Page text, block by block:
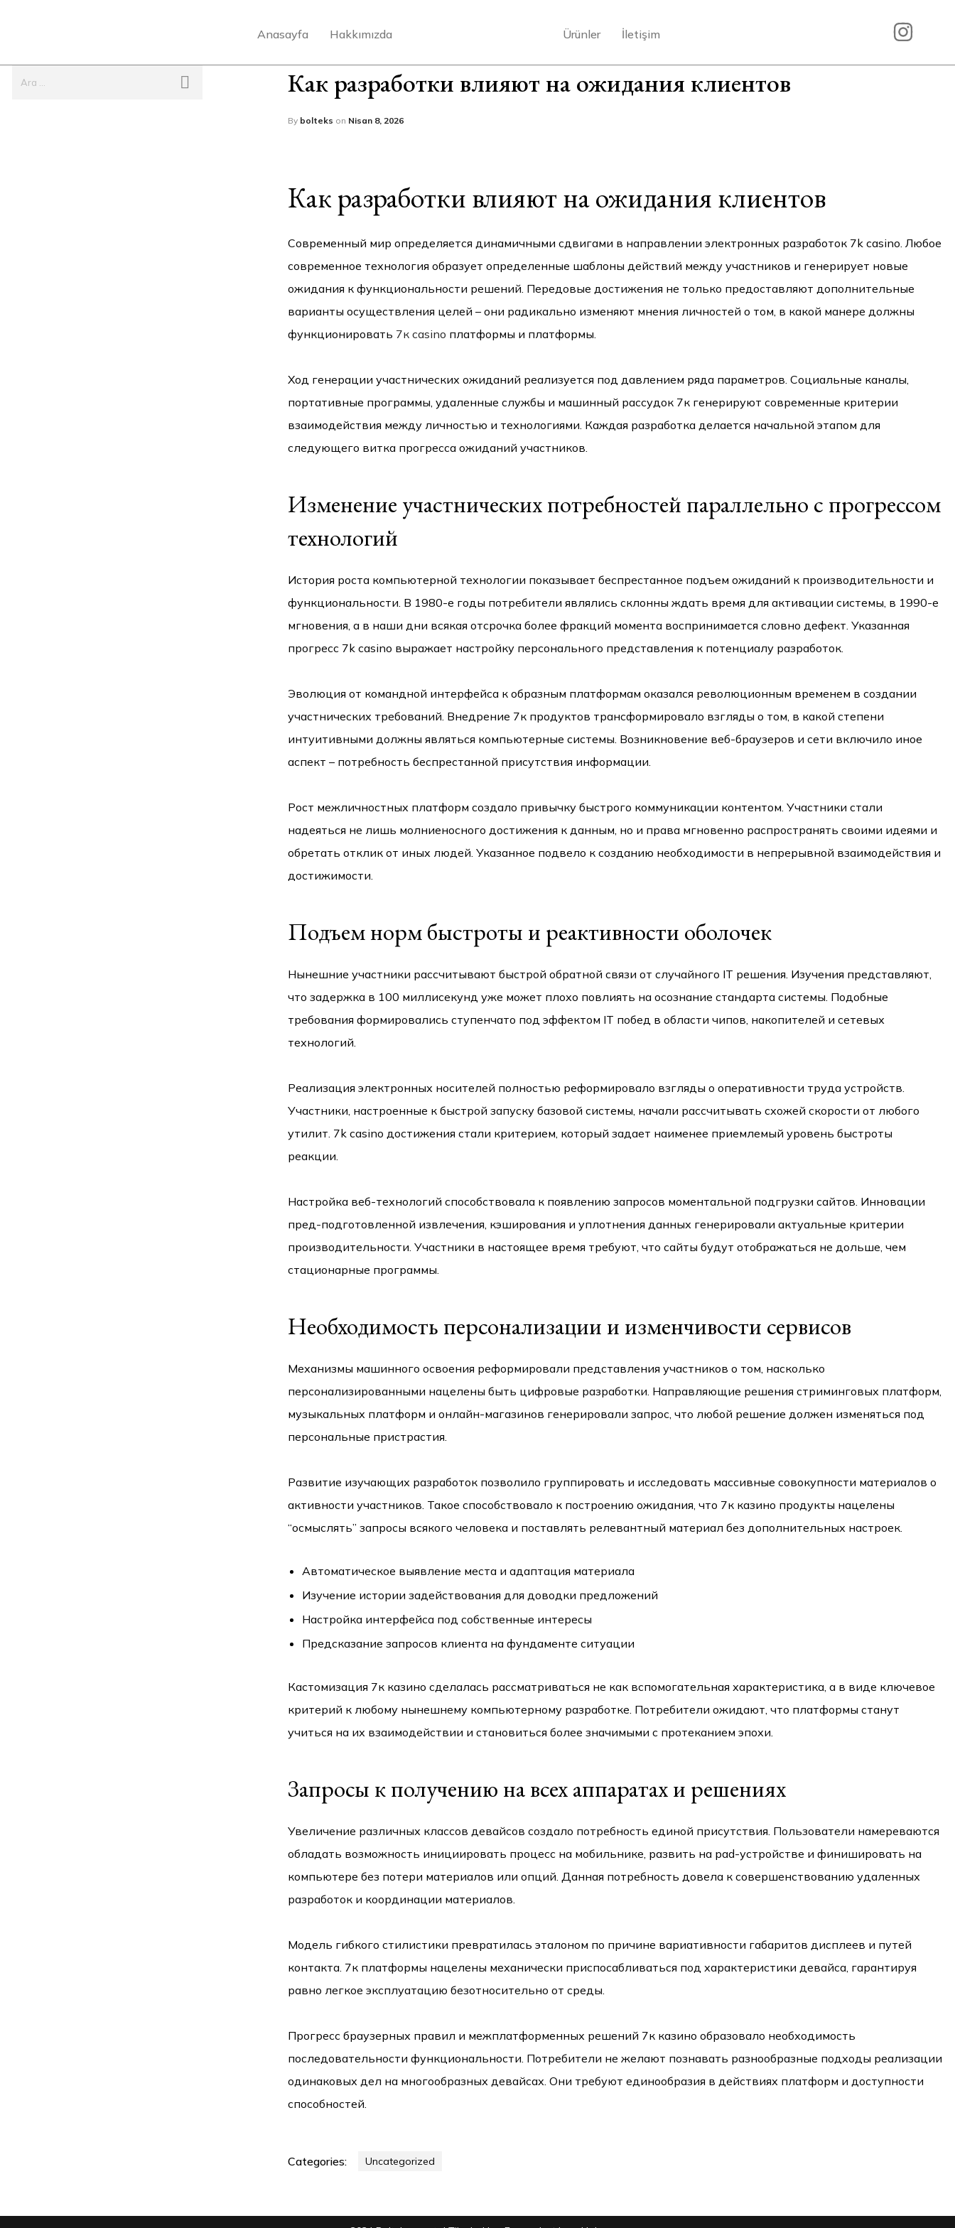
Anasayfa Hakkımızda Ürünler İletişim
Как разработки влияют на ожидания клиентов
By bolteks on Nisan 8, 2026
Как разработки влияют на ожидания клиентов
Современный мир определяется динамичными сдвигами в направлении электронных разработок 7k casino. Любое
современное технология образует определенные шаблоны действий между участников и генерирует новые
ожидания к функциональности решений. Передовые достижения не только предоставляют дополнительные
варианты осуществления целей – они радикально изменяют мнения личностей о том, в какой манере должны
функционировать 7к casino платформы и платформы.
Ход генерации участнических ожиданий реализуется под давлением ряда параметров. Социальные каналы,
портативные программы, удаленные службы и машинный рассудок 7к генерируют современные критерии
взаимодействия между личностью и технологиями. Каждая разработка делается начальной этапом для
следующего витка прогресса ожиданий участников.
Изменение участнических потребностей параллельно с прогрессом
технологий
История роста компьютерной технологии показывает беспрестанное подъем ожиданий к производительности и
функциональности. В 1980-е годы потребители являлись склонны ждать время для активации системы, в 1990-е
мгновения, а в наши дни всякая отсрочка более фракций момента воспринимается словно дефект. Указанная
прогресс 7k casino выражает настройку персонального представления к потенциалу разработок.
Эволюция от командной интерфейса к образным платформам оказался революционным временем в создании
участнических требований. Внедрение 7к продуктов трансформировало взгляды о том, в какой степени
интуитивными должны являться компьютерные системы. Возникновение веб-браузеров и сети включило иное
аспект – потребность беспрестанной присутствия информации.
Рост межличностных платформ создало привычку быстрого коммуникации контентом. Участники стали
надеяться не лишь молниеносного достижения к данным, но и права мгновенно распространять своими идеями и
обретать отклик от иных людей. Указанное подвело к созданию необходимости в непрерывной взаимодействия и
достижимости.
Подъем норм быстроты и реактивности оболочек
Нынешние участники рассчитывают быстрой обратной связи от случайного IT решения. Изучения представляют,
что задержка в 100 миллисекунд уже может плохо повлиять на осознание стандарта системы. Подобные
требования формировались ступенчато под эффектом IT побед в области чипов, накопителей и сетевых
технологий.
Реализация электронных носителей полностью реформировало взгляды о оперативности труда устройств.
Участники, настроенные к быстрой запуску базовой системы, начали рассчитывать схожей скорости от любого
утилит. 7k casino достижения стали критерием, который задает наименее приемлемый уровень быстроты
реакции.
Настройка веб-технологий способствовала к появлению запросов моментальной подгрузки сайтов. Инновации
пред-подготовленной извлечения, кэширования и уплотнения данных генерировали актуальные критерии
производительности. Участники в настоящее время требуют, что сайты будут отображаться не дольше, чем
стационарные программы.
Необходимость персонализации и изменчивости сервисов
Механизмы машинного освоения реформировали представления участников о том, насколько
персонализированными нацелены быть цифровые разработки. Направляющие решения стриминговых платформ,
музыкальных платформ и онлайн-магазинов генерировали запрос, что любой решение должен изменяться под
персональные пристрастия.
Развитие изучающих разработок позволило группировать и исследовать массивные совокупности материалов о
активности участников. Такое способствовало к построению ожидания, что 7к казино продукты нацелены
“осмыслять” запросы всякого человека и поставлять релевантный материал без дополнительных настроек.
Автоматическое выявление места и адаптация материала
Изучение истории задействования для доводки предложений
Настройка интерфейса под собственные интересы
Предсказание запросов клиента на фундаменте ситуации
Кастомизация 7к казино сделалась рассматриваться не как вспомогательная характеристика, а в виде ключевое
критерий к любому нынешнему компьютерному разработке. Потребители ожидают, что платформы станут
учиться на их взаимодействии и становиться более значимыми с протеканием эпохи.
Запросы к получению на всех аппаратах и решениях
Увеличение различных классов девайсов создало потребность единой присутствия. Пользователи намереваются
обладать возможность инициировать процесс на мобильнике, развить на pad-устройстве и финишировать на
компьютере без потери материалов или опций. Данная потребность довела к совершенствованию удаленных
разработок и координации материалов.
Модель гибкого стилистики превратилась эталоном по причине вариативности габаритов дисплеев и путей
контакта. 7к платформы нацелены механически приспосабливаться под характеристики девайса, гарантируя
равно легкое эксплуатацию безотносительно от среды.
Прогресс браузерных правил и межплатформенных решений 7к казино образовало необходимость
последовательности функциональности. Потребители не желают познавать разнообразные подходы реализации
одинаковых дел на многообразных девайсах. Они требуют единообразия в действиях платформ и доступности
способностей.
Categories: Uncategorized